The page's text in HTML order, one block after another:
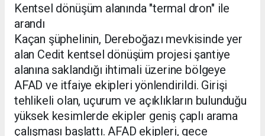
Kentsel dönüşüm alanında "termal dron" ile
arandı
Kaçan şüphelinin, Dereboğazı mevkisinde yer
alan Cedit kentsel dönüşüm projesi şantiye
alanına saklandığı ihtimali üzerine bölgeye
AFAD ve itfaiye ekipleri yönlendirildi. Girişi
tehlikeli olan, uçurum ve açıklıkların bulunduğu
yüksek kesimlerde ekipler geniş çaplı arama
çalışması başlattı. AFAD ekipleri, gece